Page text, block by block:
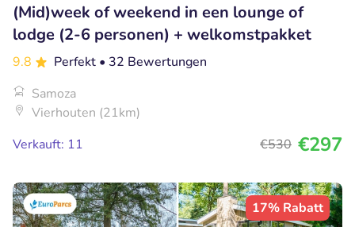
(Mid)week of weekend in een lounge of
lodge (2-6 personen) + welkomstpakket
9.8 Perfekt • 32 Bewertungen
Samoza
Vierhouten (21km)
Verkauft: 11
€530 €297
17% Rabatt